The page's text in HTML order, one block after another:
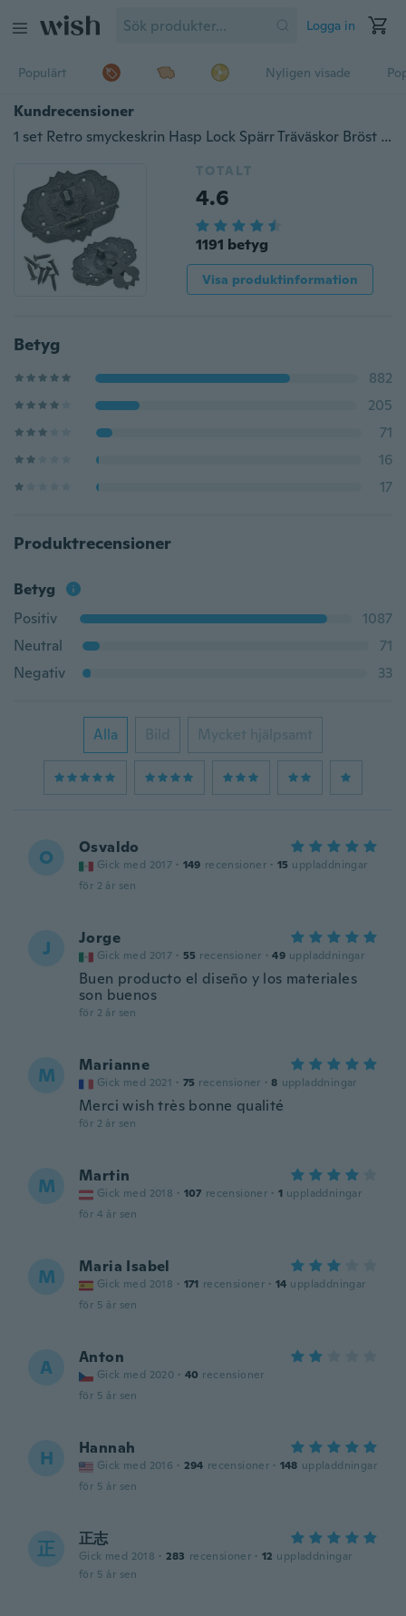
Logga in
Populärt Nyligen visade
Kundrecensioner
1 set Retro smyckeskrin Hasp Lock Spärr Träväskor Bröst Hårdvara Dekor
TOTALT
4.6
1191 betyg
Visa produktinformation
Betyg
882
205
71
16
17
Produktrecensioner
Betyg
Positiv
1087
Neutral
71
Negativ
33
Alla Bild Mycket hjälpsamt
O Osvaldo
Gick med 2017 · 149 recensioner · 15 uppladdningar
för 2 år sen
J Jorge
Gick med 2017 · 55 recensioner · 49 uppladdningar
Buen producto el diseño y los materiales
son buenos
för 2 år sen
M Marianne
Gick med 2021 · 75 recensioner · 8 uppladdningar
Merci wish très bonne qualité
för 2 år sen
M Martin
Gick med 2018 · 107 recensioner · 1 uppladdningar
för 4 år sen
M Maria Isabel
Gick med 2018 · 171 recensioner · 14 uppladdningar
för 5 år sen
A Anton
Gick med 2020 · 40 recensioner
för 5 år sen
H Hannah
Gick med 2016 · 294 recensioner · 148 uppladdningar
för 5 år sen
正 正志
Gick med 2018 · 283 recensioner · 12 uppladdningar
för 5 år sen